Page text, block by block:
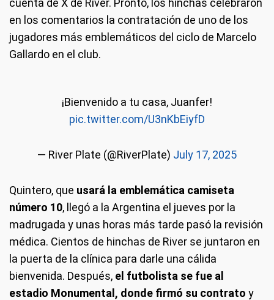
cuenta de X de River. Pronto, los hinchas celebraron
en los comentarios la contratación de uno de los
jugadores más emblemáticos del ciclo de Marcelo
Gallardo en el club.
¡Bienvenido a tu casa, Juanfer!
pic.twitter.com/U3nKbEiyfD
— River Plate (@RiverPlate) July 17, 2025
Quintero, que usará la emblemática camiseta
número 10, llegó a la Argentina el jueves por la
madrugada y unas horas más tarde pasó la revisión
médica. Cientos de hinchas de River se juntaron en
la puerta de la clínica para darle una cálida
bienvenida. Después, el futbolista se fue al
estadio Monumental, donde firmó su contrato y